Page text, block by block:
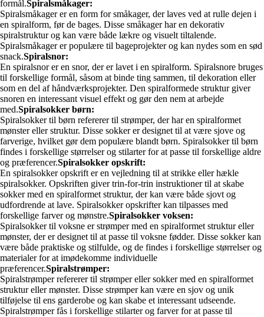
formål.Spiralsmåkager:
Spiralsmåkager er en form for småkager, der laves ved at rulle dejen i
en spiralform, før de bages. Disse småkager har en dekorativ
spiralstruktur og kan være både lækre og visuelt tiltalende.
Spiralsmåkager er populære til bageprojekter og kan nydes som en sød
snack.Spiralsnor:
En spiralsnor er en snor, der er lavet i en spiralform. Spiralsnore bruges
til forskellige formål, såsom at binde ting sammen, til dekoration eller
som en del af håndværksprojekter. Den spiralformede struktur giver
snoren en interessant visuel effekt og gør den nem at arbejde
med.Spiralsokker børn:
Spiralsokker til børn refererer til strømper, der har en spiralformet
mønster eller struktur. Disse sokker er designet til at være sjove og
farverige, hvilket gør dem populære blandt børn. Spiralsokker til børn
findes i forskellige størrelser og stilarter for at passe til forskellige aldre
og præferencer.Spiralsokker opskrift:
En spiralsokker opskrift er en vejledning til at strikke eller hækle
spiralsokker. Opskriften giver trin-for-trin instruktioner til at skabe
sokker med en spiralformet struktur, der kan være både sjovt og
udfordrende at lave. Spiralsokker opskrifter kan tilpasses med
forskellige farver og mønstre.Spiralsokker voksen:
Spiralsokker til voksne er strømper med en spiralformet struktur eller
mønster, der er designet til at passe til voksne fødder. Disse sokker kan
være både praktiske og stilfulde, og de findes i forskellige størrelser og
materialer for at imødekomme individuelle
præferencer.Spiralstrømper:
Spiralstrømper refererer til strømper eller sokker med en spiralformet
struktur eller mønster. Disse strømper kan være en sjov og unik
tilføjelse til ens garderobe og kan skabe et interessant udseende.
Spiralstrømper fås i forskellige stilarter og farver for at passe til